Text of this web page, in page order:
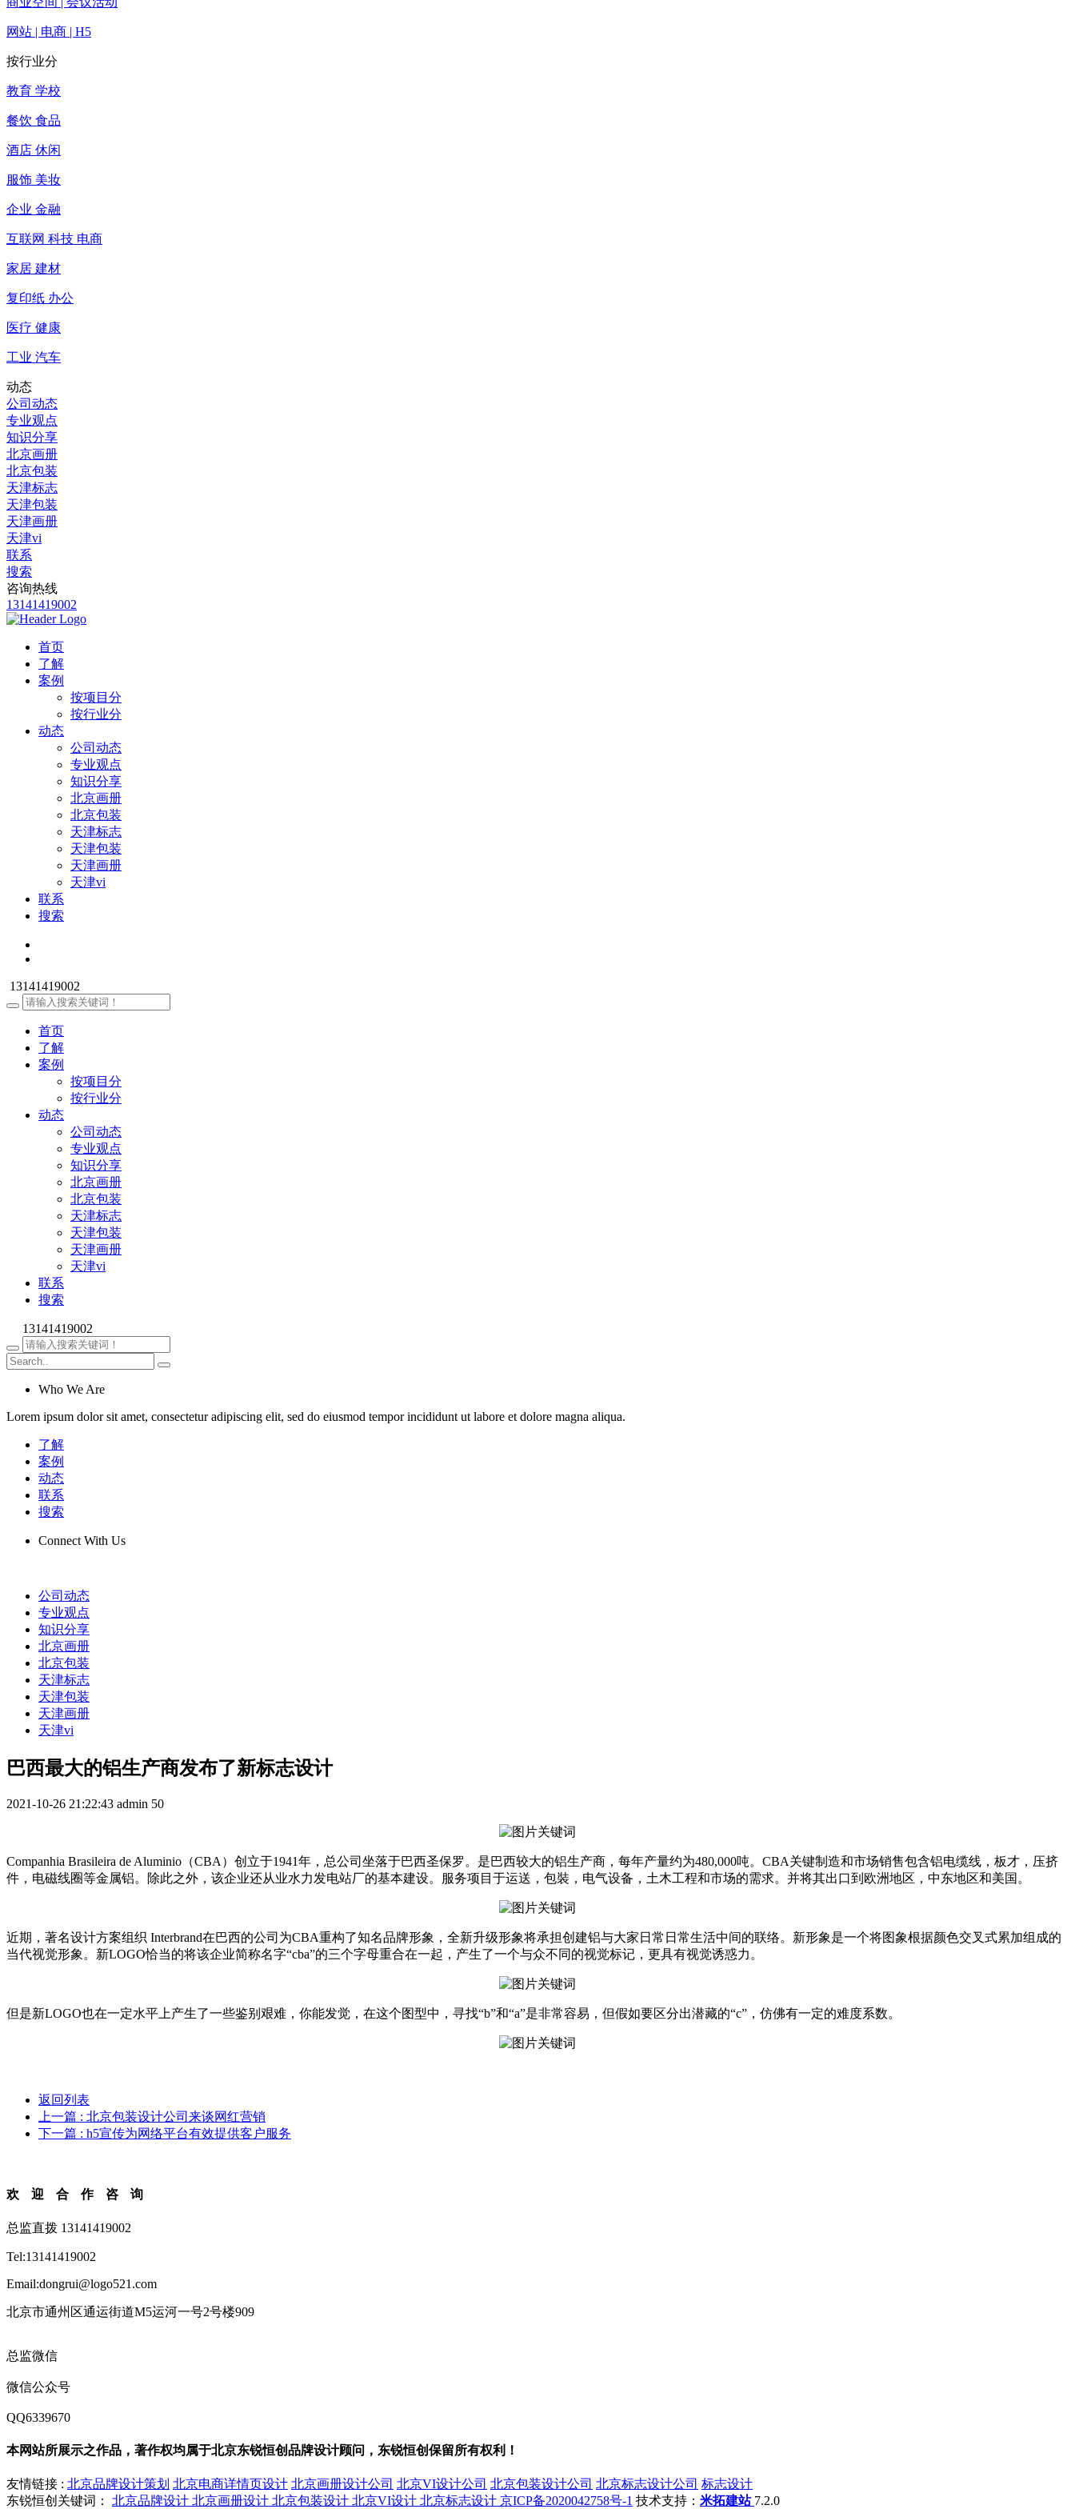
网站 | 电商 | H5
按行业分
教育 学校
餐饮 食品
酒店 休闲
服饰 美妆
企业 金融
互联网 科技 电商
家居 建材
复印纸 办公
医疗 健康
工业 汽车
动态
公司动态
专业观点
知识分享
北京画册
北京包装
天津标志
天津包装
天津画册
天津vi
联系
搜索
咨询热线
13141419002
首页
了解
案例
按项目分
按行业分
动态
公司动态
专业观点
知识分享
北京画册
北京包装
天津标志
天津包装
天津画册
天津vi
联系
搜索
13141419002
首页
了解
案例
按项目分
按行业分
动态
公司动态
专业观点
知识分享
北京画册
北京包装
天津标志
天津包装
天津画册
天津vi
联系
搜索
13141419002
Who We Are
Lorem ipsum dolor sit amet, consectetur adipiscing elit, sed do eiusmod tempor incididunt ut labore et dolore magna aliqua.
了解
案例
动态
联系
搜索
Connect With Us
公司动态
专业观点
知识分享
北京画册
北京包装
天津标志
天津包装
天津画册
天津vi
巴西最大的铝生产商发布了新标志设计
2021-10-26 21:22:43 admin 50
Companhia Brasileira de Aluminio（CBA）创立于1941年，总公司坐落于巴西圣保罗。是巴西较大的铝生产商，每年产量约为480,000吨。CBA关键制造和市场销售包含铝电缆线，板才，压挤
件，电磁线圈等金属铝。除此之外，该企业还从业水力发电站厂的基本建设。服务项目于运送，包裝，电气设备，土木工程和市场的需求。并将其出口到欧洲地区，中东地区和美国。
近期，著名设计方案组织 Interbrand在巴西的公司为CBA重构了知名品牌形象，全新升级形象将承担创建铝与大家日常日常生活中间的联络。新形象是一个将图象根据颜色交叉式累加组成的
当代视觉形象。新LOGO恰当的将该企业简称名字“cba”的三个字母重合在一起，产生了一个与众不同的视觉标记，更具有视觉诱惑力。
但是新LOGO也在一定水平上产生了一些鉴别艰难，你能发觉，在这个图型中，寻找“b”和“a”是非常容易，但假如要区分出潜藏的“c”，仿佛有一定的难度系数。
返回列表
上一篇 : 北京包装设计公司来谈网红营销
下一篇 : h5宣传为网络平台有效提供客户服务
欢迎合作咨询
总监直拨 13141419002
Tel:13141419002
Email:dongrui@logo521.com
北京市通州区通运街道M5运河一号2号楼909
总监微信
微信公众号
QQ6339670
本网站所展示之作品，著作权均属于北京东锐恒创品牌设计顾问，东锐恒创保留所有权利！
友情链接 : 北京品牌设计策划 北京电商详情页设计 北京画册设计公司 北京VI设计公司 北京包装设计公司 北京标志设计公司 标志设计
东锐恒创关键词：
北京品牌设计 北京画册设计 北京包装设计 北京VI设计 北京标志设计 京ICP备2020042758号-1 技术支持： 米拓建站 7.2.0